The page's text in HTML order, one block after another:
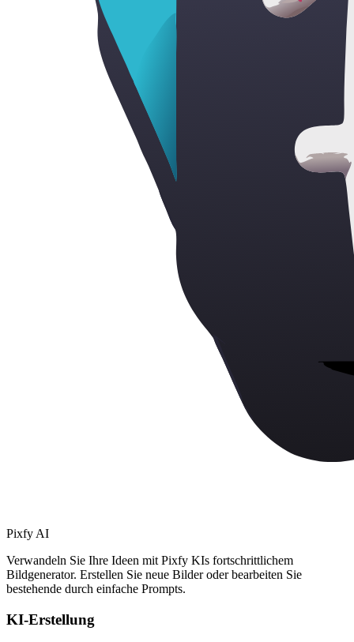
Pixfy AI
Verwandeln Sie Ihre Ideen mit Pixfy KIs fortschrittlichem
Bildgenerator. Erstellen Sie neue Bilder oder bearbeiten Sie
bestehende durch einfache Prompts.
KI-Erstellung